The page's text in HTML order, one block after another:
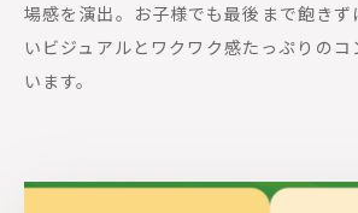
場感を演出。お子様でも最後まで飽きず
いビジュアルとワクワク感たっぷりの
います。